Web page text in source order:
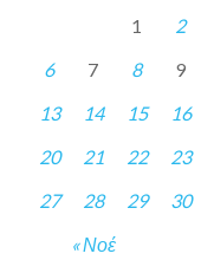
« Νοέ
1 2
6
7 8 9
13
14 15 16
20
21 22 23
27
28 29 30